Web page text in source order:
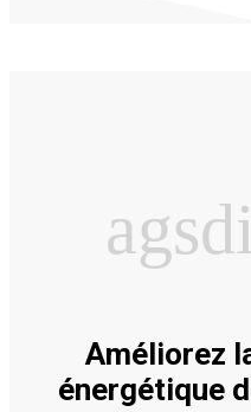
Améliorez
énergétique